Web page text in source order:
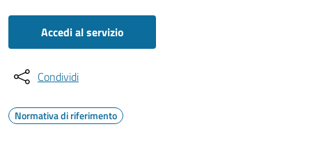
Accedi al servizio
Condividi
Normativa di riferimento